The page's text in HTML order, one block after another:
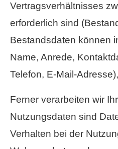
Vertragsverhältnisses
erforderlich sind
Bestandsdaten können
Name, Anrede,
Telefon, E-Mail-
Ferner verarbeiten wir
Nutzungsdaten sind
Verhalten bei der